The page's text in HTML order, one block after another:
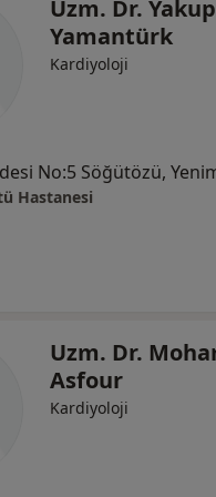
Uzm. Dr.
Yamantürk
Kardiyoloji
Hastanesi
Uzm. Dr.
Asfour
Kardiyoloji